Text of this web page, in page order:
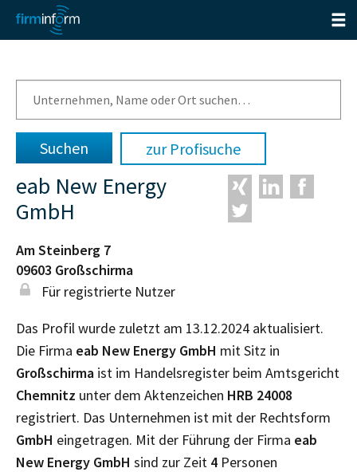
zur Profisuche
eab New Energy
GmbH
Am Steinberg 7
09603 Großschirma
Für registrierte Nutzer
Das Profil wurde zuletzt am 13.12.2024 aktualisiert.
Die Firma eab New Energy GmbH mit Sitz in
Großschirma ist im Handelsregister beim Amtsgericht
Chemnitz unter dem Aktenzeichen HRB 24008
registriert. Das Unternehmen ist mit der Rechtsform
GmbH eingetragen. Mit der Führung der Firma eab
New Energy GmbH sind zur Zeit 4 Personen